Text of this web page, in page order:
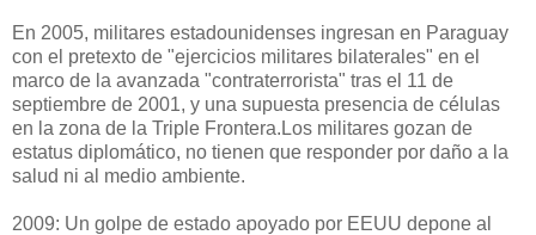
En 2005, militares estadounidenses ingresan en Paraguay
con el pretexto de "ejercicios militares bilaterales" en el
marco de la avanzada "contraterrorista" tras el 11 de
septiembre de 2001, y una supuesta presencia de células
en la zona de la Triple Frontera.Los militares gozan de
estatus diplomático, no tienen que responder por daño a la
salud ni al medio ambiente.
2009: Un golpe de estado apoyado por EEUU depone al